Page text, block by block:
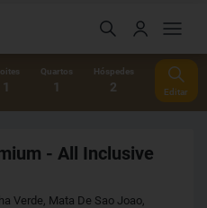
1
Quartos
1
Hóspedes
2 Editar
- All Inclusive
Verde, Mata De Sao Joao,